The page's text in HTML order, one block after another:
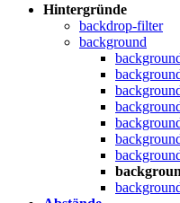
Hintergründe
backdrop-filter
background